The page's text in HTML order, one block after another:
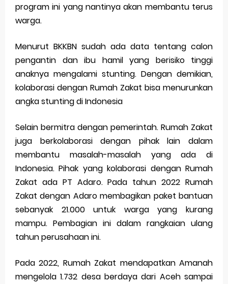
program ini yang nantinya akan membantu terus
warga.
Menurut BKKBN sudah ada data tentang calon
pengantin dan ibu hamil yang berisiko tinggi
anaknya mengalami stunting. Dengan demikian,
kolaborasi dengan Rumah Zakat bisa menurunkan
angka stunting di Indonesia
Selain bermitra dengan pemerintah. Rumah Zakat
juga berkolaborasi dengan pihak lain dalam
membantu masalah-masalah yang ada di
Indonesia. Pihak yang kolaborasi dengan Rumah
Zakat ada PT Adaro. Pada tahun 2022 Rumah
Zakat dengan Adaro membagikan paket bantuan
sebanyak 21.000 untuk warga yang kurang
mampu. Pembagian ini dalam rangkaian ulang
tahun perusahaan ini.
Pada 2022, Rumah Zakat mendapatkan Amanah
mengelola 1.732 desa berdaya dari Aceh sampai